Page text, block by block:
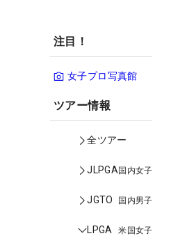
注目！
女子プロ写真館
ツアー情報
全ツアー
JLPGA国内女子
JGTO 国内男子
LPGA 米国女子